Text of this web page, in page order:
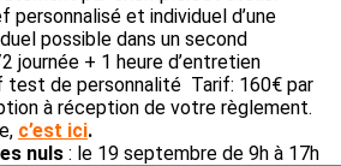
personnalisé et individuel d’une
possible dans un second
journée + 1 heure d’entretien
test de personnalité Tarif: 160€ par
à réception de votre règlement.
c’est ici.
nuls : le 19 septembre de 9h à 17h